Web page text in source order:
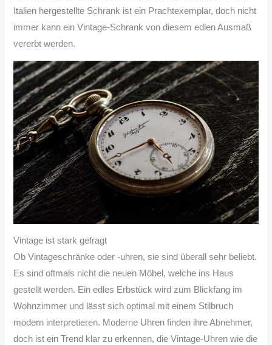
Italien hergestellte Schrank ist ein Prachtexemplar, doch nicht
immer kann ein Vintage-Schrank von diesem edlen Ausmaß
vererbt werden.
Vintage ist stark gefragt
Ob Vintageschränke oder -uhren, sie sind überall sehr beliebt.
Es sind oftmals nicht die neuen Möbel, welche ins Haus
gestellt werden. Ein edles Erbstück wird zum Blickfang im
Wohnzimmer und lässt sich optimal mit einem Stilbruch
modern interpretieren. Moderne Uhren finden ihre Abnehmer,
doch ist ein Trend klar zu erkennen, die Vintage-Uhren wie die